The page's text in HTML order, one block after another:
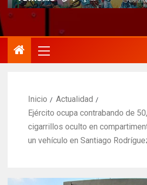
Inicio
Actualidad
Ejército ocupa contrabando de
cigarrillos oculto en
un vehículo en Santiago